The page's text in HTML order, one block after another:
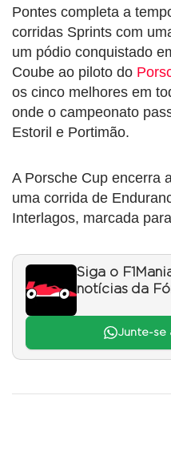
Pontes completa a
corridas Sprints com
um pódio conquistado
Coube ao piloto do
os cinco melhores em
onde o campeonato
Estoril e Portimão.
A Porsche Cup encerra
uma corrida de
Interlagos, marcada
Siga o
notícias da
Junte-se